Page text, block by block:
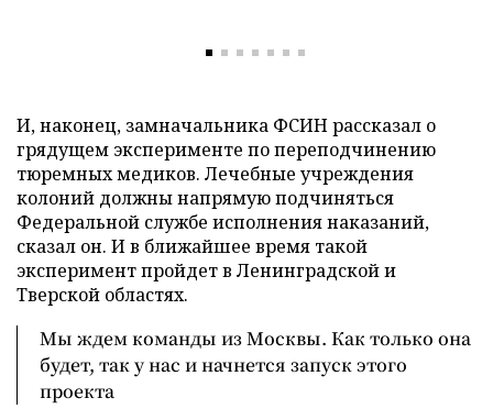
И, наконец, замначальника ФСИН рассказал о
грядущем эксперименте по переподчинению
тюремных медиков. Лечебные учреждения
колоний должны напрямую подчиняться
Федеральной службе исполнения наказаний,
сказал он. И в ближайшее время такой
эксперимент пройдет в Ленинградской и
Тверской областях.
Мы ждем команды из Москвы. Как только она
будет, так у нас и начнется запуск этого
проекта